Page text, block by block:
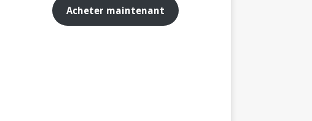
Acheter maintenant